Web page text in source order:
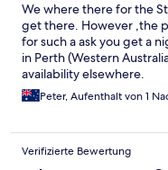
We where there for the
get there. However ,the
for such a ask you get a
in Perth (Western
availability elsewhere.
Peter, Aufenthalt von 1
Verifizierte Bewertung